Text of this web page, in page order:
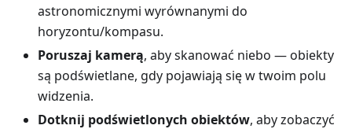
astronomicznymi wyrównanymi do
horyzontu/kompasu.
Poruszaj kamerą, aby skanować niebo — obiekty
są podświetlane, gdy pojawiają się w twoim polu
widzenia.
Dotknij podświetlonych obiektów, aby zobaczyć